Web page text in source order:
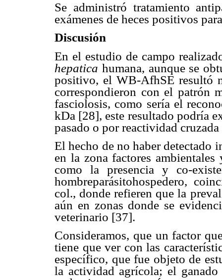
Se administró tratamiento
exámenes de heces positivos
Discusión
En el estudio de campo
hepatica humana, aunque se
positivo, el WB-AfhSE resultó
correspondieron con el patrón
fasciolosis, como sería el
kDa [28], este resultado podría
pasado o por reactividad
El hecho de no haber detectado
en la zona factores
como la presencia y co-
hombreparásitohospedero,
col., donde refieren que la
aún en zonas donde se
veterinario [37].
Consideramos, que un factor
tiene que ver con las
específico, que fue objeto de
la actividad agrícola; el